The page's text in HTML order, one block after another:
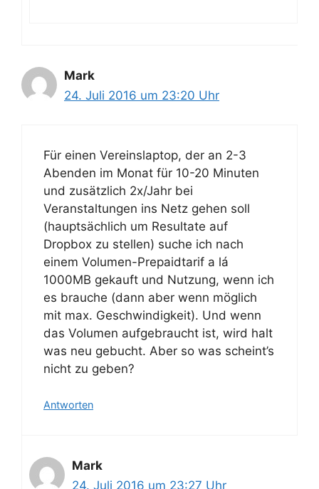
Mark
24. Juli 2016 um 23:20 Uhr
Für einen Vereinslaptop, der an 2-3
Abenden im Monat für 10-20 Minuten
und zusätzlich 2x/Jahr bei
Veranstaltungen ins Netz gehen soll
(hauptsächlich um Resultate auf
Dropbox zu stellen) suche ich nach
einem Volumen-Prepaidtarif a lá
1000MB gekauft und Nutzung, wenn ich
es brauche (dann aber wenn möglich
mit max. Geschwindigkeit). Und wenn
das Volumen aufgebraucht ist, wird halt
was neu gebucht. Aber so was scheint’s
nicht zu geben?
Antworten
Mark
24. Juli 2016 um 23:27 Uhr